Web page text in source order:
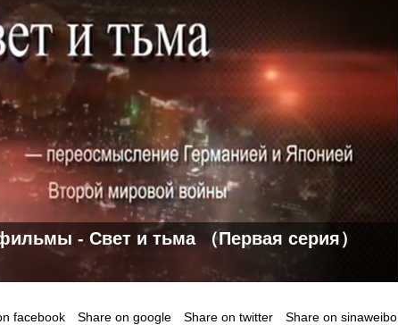
- Свет и тьма （Первая серия）
facebook Share on google Share on twitter Share on sinaweibo